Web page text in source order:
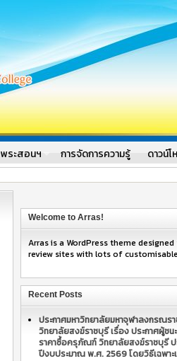
พระสอนฯ การจัดการความรู้
ดาวน์
Welcome to Arras!
Arras is a WordPress theme
review sites with lots of
Recent Posts
ประกาศมหาวิทยาลัยมหาจุฬาลงกรณร
วิทยาลัยสงฆ์ราชบุรี เรื่อง ประกาศผู้ชน
ราคาซื้อครุภัณฑ์ วิทยาลัยสงฆ์ราชบุรี ป
ปีงบประมาณ พ.ศ. 2569 โดยวิธีเฉพาะเ